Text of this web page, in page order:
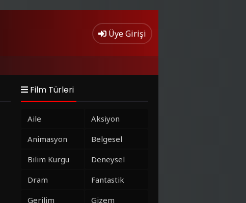
Üye Girişi
Film Türleri
Aile
Aksiyon
Animasyon
Belgesel
Bilim Kurgu
Deneysel
Dram
Fantastik
Gerilim
Gizem